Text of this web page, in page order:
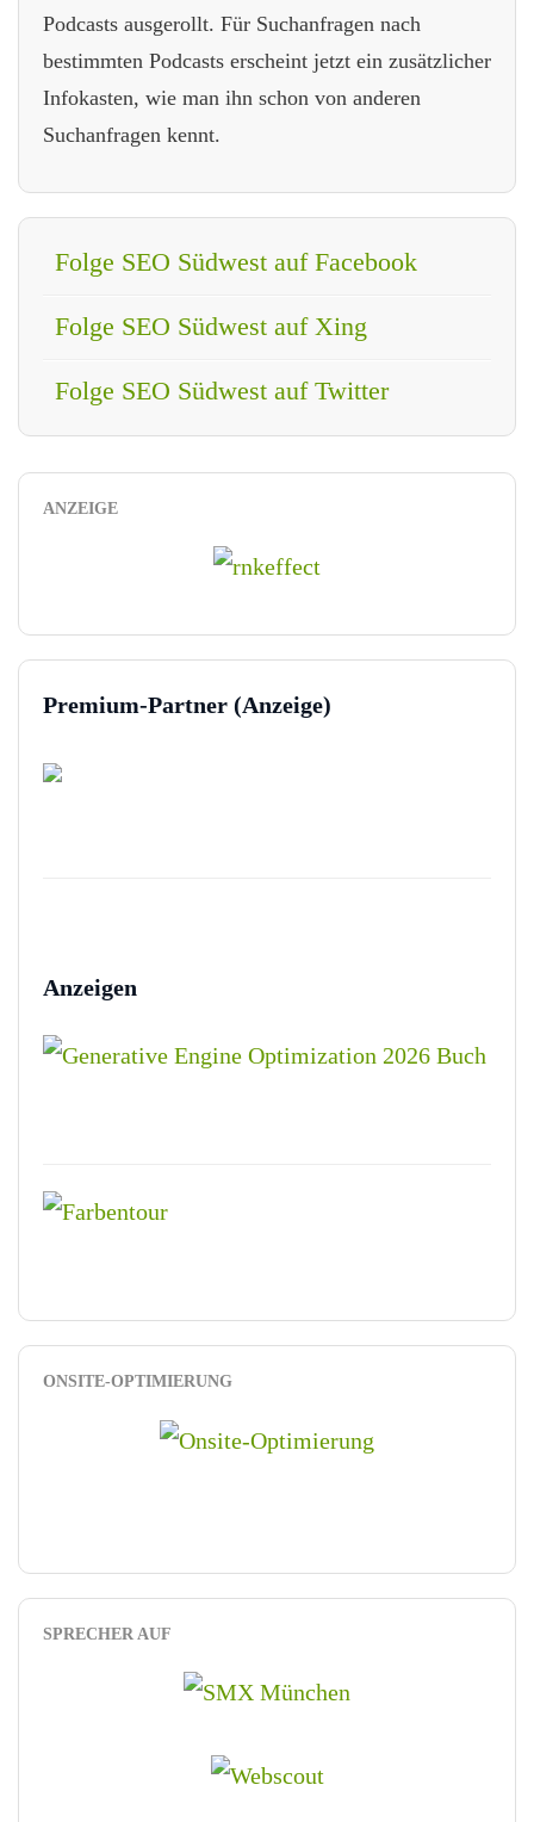
Podcasts ausgerollt. Für Suchanfragen nach
bestimmten Podcasts erscheint jetzt ein zusätzlicher
Infokasten, wie man ihn schon von anderen
Suchanfragen kennt.
Folge SEO Südwest auf Facebook
Folge SEO Südwest auf Xing
Folge SEO Südwest auf Twitter
ANZEIGE
Premium-Partner (Anzeige)
Anzeigen
ONSITE-OPTIMIERUNG
SPRECHER AUF